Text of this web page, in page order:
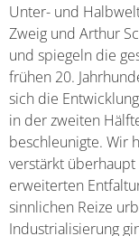
Unter- und
Zweig und Arthur
und spiegeln die
frühen 20.
sich die
in der zweiten
beschleunigte. Wir
verstärkt
erweiterten
sinnlichen Reize
Industrialisierung